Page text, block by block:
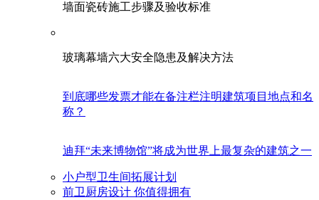
墙面瓷砖施工步骤及验收标准
玻璃幕墙六大安全隐患及解决方法
到底哪些发票才能在备注栏注明建筑项目地点和名
称？
迪拜“未来博物馆”将成为世界上最复杂的建筑之一
小户型卫生间拓展计划
前卫厨房设计 你值得拥有